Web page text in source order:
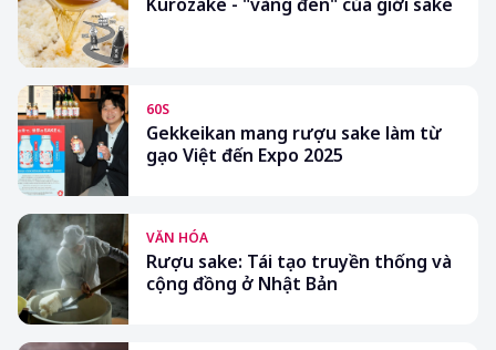
60S
Gekkeikan mang rượu sake làm từ
gạo Việt đến Expo 2025
VĂN HÓA
Rượu sake: Tái tạo truyền thống và
cộng đồng ở Nhật Bản